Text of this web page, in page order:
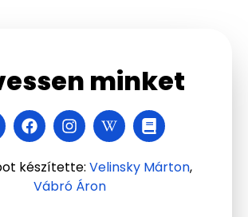
minket
készítette: Velinsky Márton,
Vábró Áron